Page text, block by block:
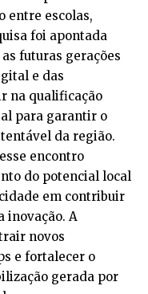
entre escolas,
foi apontada
futuras gerações
e das
na qualificação
para garantir o
da região.
encontro
do potencial local
em contribuir
inovação. A
novos
e fortalecer o
gerada por